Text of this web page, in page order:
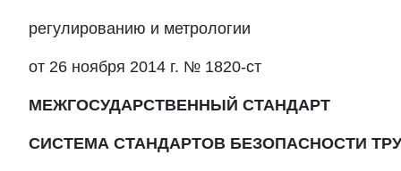
регулированию и метрологии
от 26 ноября 2014 г. № 1820-ст
МЕЖГОСУДАРСТВЕННЫЙ СТАНДАРТ
СИСТЕМА СТАНДАРТОВ БЕЗОПАСНОСТИ